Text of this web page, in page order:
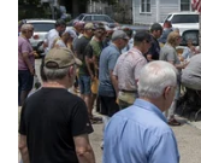
Nhi khoa
Nam khoa
Làm đẹp - giảm cân
Phòng mạch online
Ăn sạch sống khỏe